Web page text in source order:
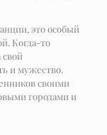
это особый
Когда-то
свой
и мужество.
своими
городами и